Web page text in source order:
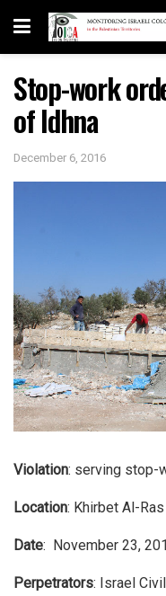
Stop-work
of Idhna
December 6, 2016
Violation: serving stop-
Location: Khirbet Al-
Date: November 23,
Perpetrators: Israel